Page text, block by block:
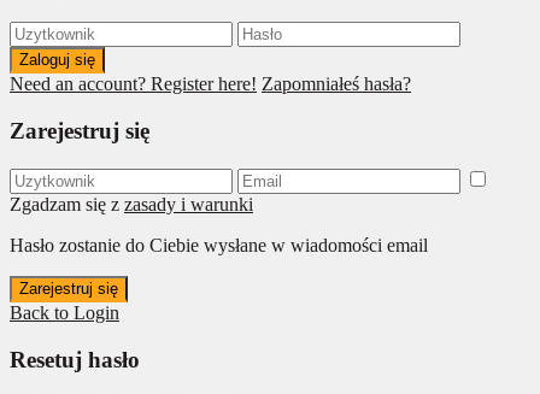
Zaloguj się
Need an account? Register here! Zapomniałeś hasła?
Zarejestruj się
Zgadzam się z zasady i warunki
Hasło zostanie do Ciebie wysłane w wiadomości email
Zarejestruj się
Back to Login
Resetuj hasło